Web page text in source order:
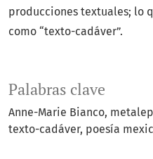
Palabras clave
Anne-Marie Bianco
texto-cadáver poesía
producciones textuales; lo
como “texto-cadáver”.